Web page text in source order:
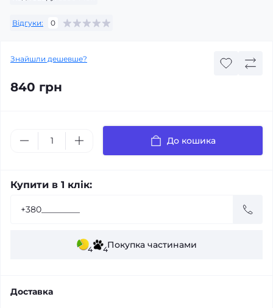
Відгуки: 0
Знайшли дешевше?
840 грн
До кошика
Купити в 1 клік:
4 4Покупка частинами
Доставка